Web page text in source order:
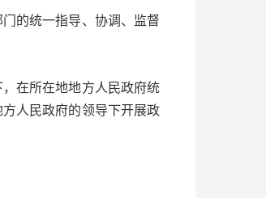
的统一指导、协调、监督
在所在地地方人民政府统
人民政府的领导下开展政